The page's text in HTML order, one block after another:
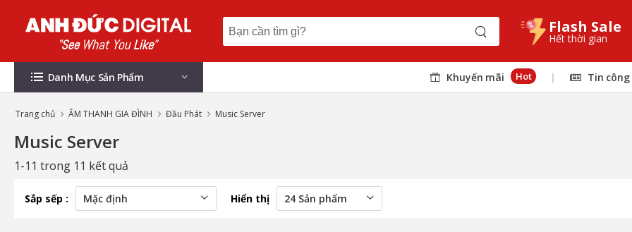
Flash Sale
Hết thời gian
Danh Mục Sản Phẩm Khuyến mãi Hot | Tin
Trang chủ ÂM THANH GIA ĐÌNH Đầu Phát Music Server
Music Server
1-11 trong 11 kết quả
Sắp sếp : Hiển thị